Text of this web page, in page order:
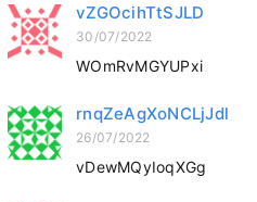
vZGOcihTtSJLD
30/07/2022
WOmRvMGYUPxi
rnqZeAgXoNCLjJdl
26/07/2022
vDewMQyIoqXGg